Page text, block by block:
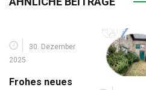
30. Dezember
2025
Frohes neues